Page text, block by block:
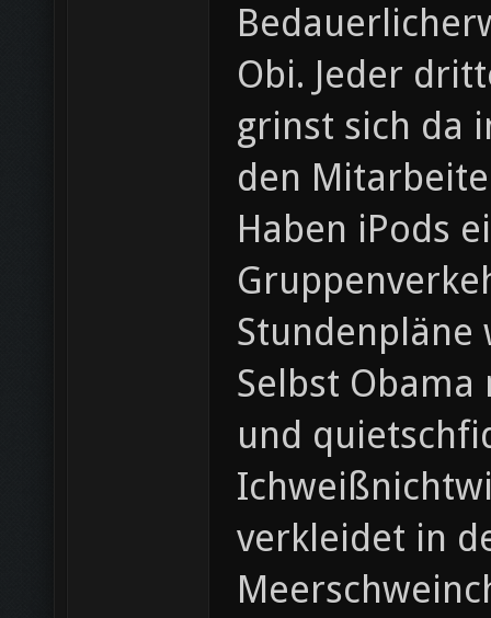
Obi. Jeder
grinst sich da
den
Haben iPods
Stundenpläne
Selbst
und
verkleidet in